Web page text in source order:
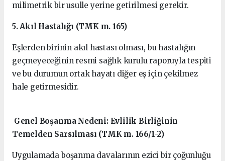
milimetrik bir usulle yerine getirilmesi gerekir.
5. Akıl Hastalığı (TMK m. 165)
Eşlerden birinin akıl hastası olması, bu hastalığın
geçmeyeceğinin resmi sağlık kurulu raporuyla tespiti
ve bu durumun ortak hayatı diğer eş için çekilmez
hale getirmesidir.
Genel Boşanma Nedeni: Evlilik Birliğinin
Temelden Sarsılması (TMK m. 166/1-2)
Uygulamada boşanma davalarının ezici bir çoğunluğu